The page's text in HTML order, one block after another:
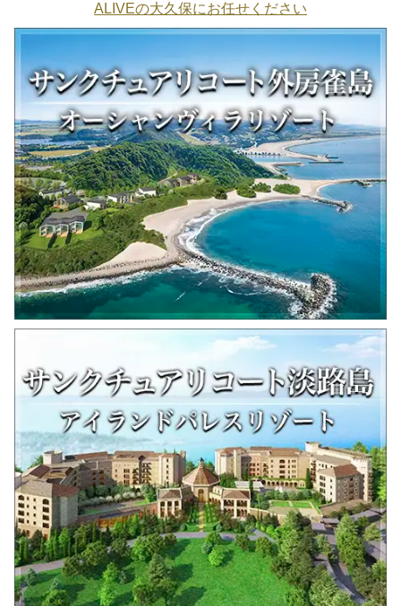
ALIVEの大久保にお任せください